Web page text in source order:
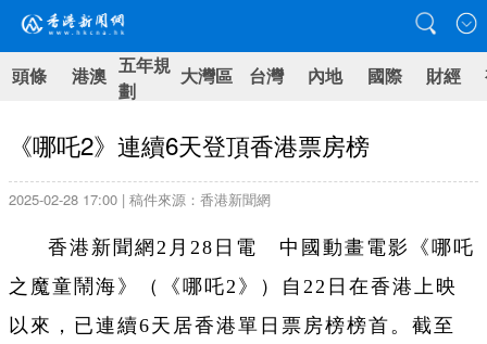
頭條 港澳 五年規
劃
大灣區 台灣 內地 國際 財經
《哪吒2》連續6天登頂香港票房榜
2025-02-28 17:00 | 稿件來源：香港新聞網
香港新聞網2月28日電 中國動畫電影《哪吒
之魔童鬧海》（《哪吒2》）自22日在香港上映
以來，已連續6天居香港單日票房榜榜首。截至